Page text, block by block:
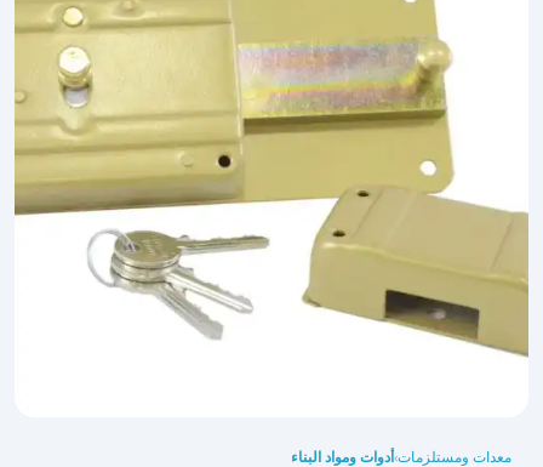
معدات ومستلزمات›أدوات ومواد البناء